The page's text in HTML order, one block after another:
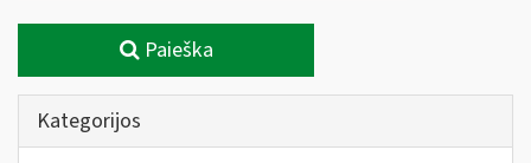
Paieška
Kategorijos